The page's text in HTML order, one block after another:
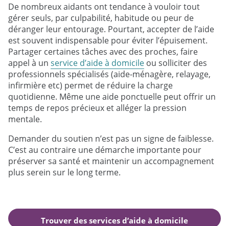
De nombreux aidants ont tendance à vouloir tout
gérer seuls, par culpabilité, habitude ou peur de
déranger leur entourage. Pourtant, accepter de l’aide
est souvent indispensable pour éviter l’épuisement.
Partager certaines tâches avec des proches, faire
appel à un service d’aide à domicile ou solliciter des
professionnels spécialisés (aide-ménagère, relayage,
infirmière etc) permet de réduire la charge
quotidienne. Même une aide ponctuelle peut offrir un
temps de repos précieux et alléger la pression
mentale.
Demander du soutien n’est pas un signe de faiblesse.
C’est au contraire une démarche importante pour
préserver sa santé et maintenir un accompagnement
plus serein sur le long terme.
Trouver des services d’aide à domicile